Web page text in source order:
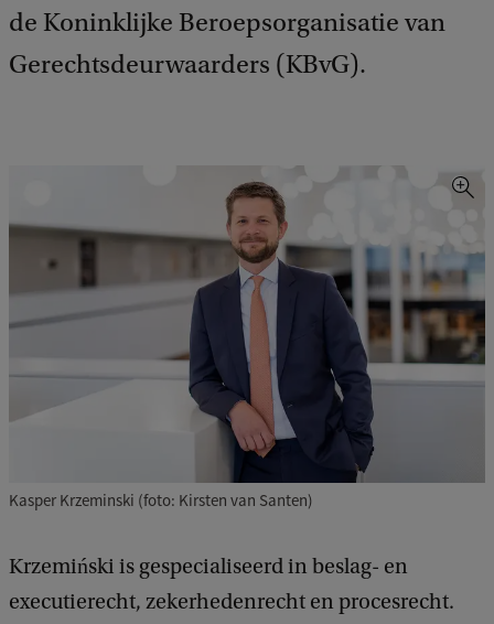
de Koninklijke Beroepsorganisatie van
Gerechtsdeurwaarders (KBvG).
Kasper Krzeminski (foto: Kirsten van Santen)
Krzemiński is gespecialiseerd in beslag- en
executierecht, zekerhedenrecht en procesrecht.